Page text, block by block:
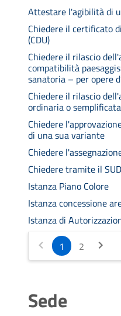
Attestare l'agibilità di
Chiedere il certificato
(CDU)
Chiedere il rilascio
compatibilità
sanatoria – per opere
Chiedere il rilascio
ordinaria o semplificata
Chiedere
di una sua variante
Chiedere
Chiedere tramite il
Istanza Piano Colore
Istanza concessione
Istanza di
1
2
Sede